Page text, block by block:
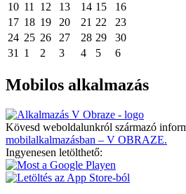
10 11 12 13 14 15
16
17 18 19 20 21 22
23
24 25 26 27 28 29
30
31
1 2 3 4 5 6
Mobilos alkalmazás
Kövesd weboldalunkról származó
mobilalkalmazásban – V OBRAZE.
Ingyenesen letölthető: